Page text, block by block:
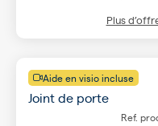
Plus
Aide en visio incluse
Joint de porte
Ref.